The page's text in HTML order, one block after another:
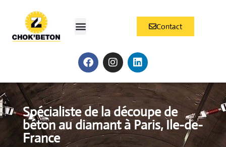
Contact
Spécialiste de la découpe de
béton au diamant à Paris, Ile-de-
France